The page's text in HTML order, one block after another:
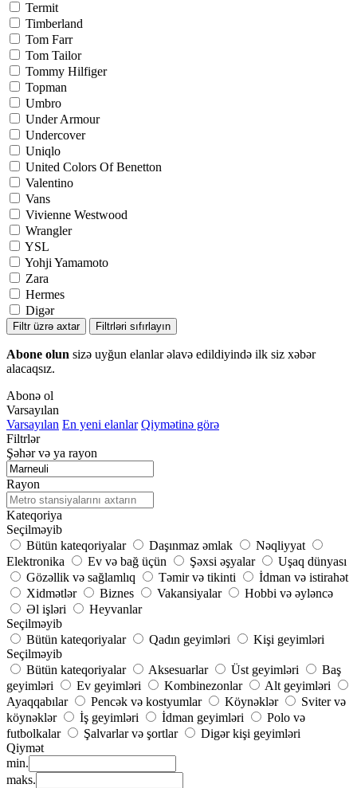
Termit
Timberland
Tom Farr
Tom Tailor
Tommy Hilfiger
Topman
Umbro
Under Armour
Undercover
Uniqlo
United Colors Of Benetton
Valentino
Vans
Vivienne Westwood
Wrangler
YSL
Yohji Yamamoto
Zara
Hermes
Digər
Filtr üzrə axtar Filtrləri sıfırlayın
Abone olun sizə uyğun elanlar əlavə edildiyində ilk siz xəbər
alacaqsız.
Abonə ol
Varsayılan
Varsayılan En yeni elanlar Qiymətinə görə
Filtrlər
Şəhər və ya rayon
Rayon
Kateqoriya
Seçilməyib
Bütün kateqoriyalar
Daşınmaz əmlak
Nəqliyyat
Elektronika
Ev və bağ üçün Şəxsi əşyalar
Uşaq dünyası
Gözəllik və sağlamlıq
Təmir və tikinti
İdman və istirahət
Xidmətlər
Biznes Vakansiyalar
Hobbi və əyləncə
Əl işləri
Heyvanlar
Seçilməyib
Bütün kateqoriyalar
Qadın geyimləri
Kişi geyimləri
Seçilməyib
Bütün kateqoriyalar
Aksesuarlar Üst geyimləri
Baş
geyimləri
Ev geyimləri Kombinezonlar
Alt geyimləri
Ayaqqabılar
Pencək və kostyumlar Köynəklər
Sviter və
köynəklər
İş geyimləri İdman geyimləri
Polo və
futbolkalar
Şalvarlar və şortlar
Digər kişi geyimləri
Qiymət
min.
maks.